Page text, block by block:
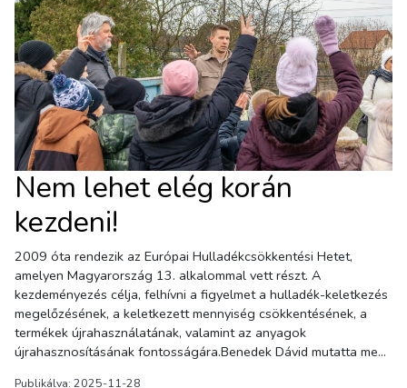
Nem lehet elég korán
kezdeni!
2009 óta rendezik az Európai Hulladékcsökkentési Hetet,
amelyen Magyarország 13. alkalommal vett részt. A
kezdeményezés célja, felhívni a figyelmet a hulladék-keletkezés
megelőzésének, a keletkezett mennyiség csökkentésének, a
termékek újrahasználatának, valamint az anyagok
újrahasznosításának fontosságára.Benedek Dávid mutatta meg
Publikálva: 2025-11-28